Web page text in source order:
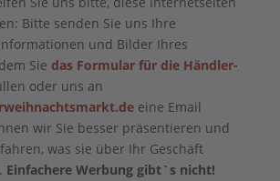
Bitte senden Sie uns Ihre
und Bilder Ihres
Sie das Formular für die Händler-
oder uns an
eine Email
wir Sie besser präsentieren und
was sie über Ihr Geschäft
Einfachere Werbung gibt`s nicht!